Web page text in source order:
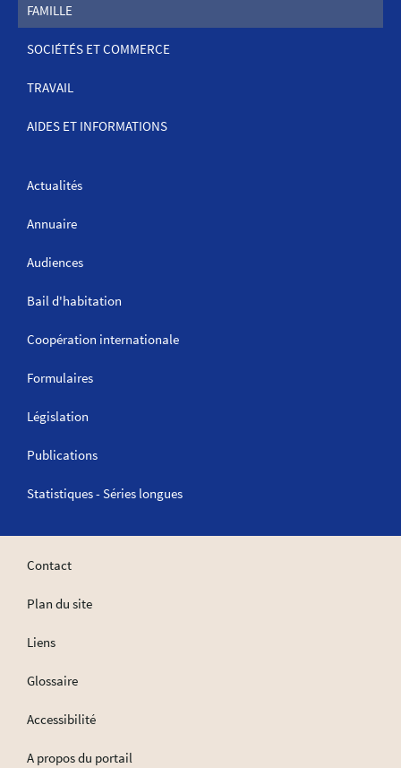
FAMILLE
SOCIÉTÉS ET COMMERCE
TRAVAIL
AIDES ET INFORMATIONS
Actualités
Annuaire
Audiences
Bail d'habitation
Coopération internationale
Formulaires
Législation
Publications
Statistiques - Séries longues
Contact
Plan du site
Liens
Glossaire
Accessibilité
A propos du portail